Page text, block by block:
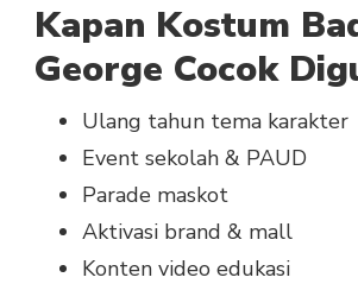
Kapan Kostum
George Cocok
Ulang tahun tema karakter
Event sekolah & PAUD
Parade maskot
Aktivasi brand & mall
Konten video edukasi